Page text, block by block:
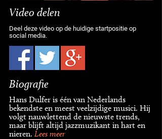
Video delen
Deel deze video op de huidige startpositie op
social media.
Biografie
Hans Dulfer is één van Nederlands
bekendste en meest veelzijdige musici. Hij
volgt nauwlettend de nieuwste trends,
maar blijft altijd jazzmuzikant in hart en
nieren. Lees meer